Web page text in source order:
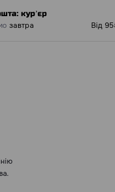
курʼєр
завтра Від